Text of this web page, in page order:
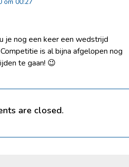
je nog een keer een wedstrijd
is al bijna afgelopen nog
te gaan! 😉
are closed.